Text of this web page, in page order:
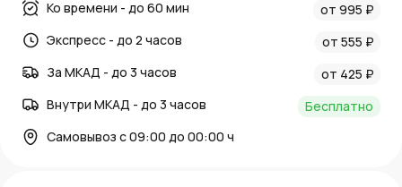
Ко времени - до 60 мин
от 995 ₽
Экспресс - до 2 часов
от 555 ₽
За МКАД - до 3 часов
от 425 ₽
Внутри МКАД - до 3 часов
Бесплатно
Самовывоз с 09:00 до 00:00 ч